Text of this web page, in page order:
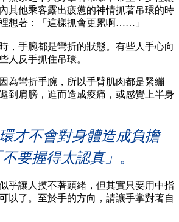
其他乘客露出疲憊的神情抓著吊環的時
想著：「這樣抓會更累啊……」
，手腕都是彎折的狀態。有些人手心向
人反手抓住吊環。
為彎折手腕，所以手臂肌肉都是緊繃
到肩膀，進而造成痠痛，或感覺上半身
才不會對身體造成負擔
要握得太認真」。
乎讓人摸不著頭緒，但其實只要用中指
以了。至於手的方向，請讓手掌對著自